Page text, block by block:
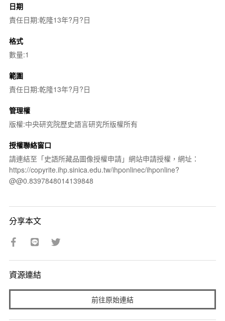
日期
責任日期:乾隆13年?月?日
格式
數量:1
範圍
責任日期:乾隆13年?月?日
管理權
版權:中央研究院歷史語言研究所版權所有
授權聯絡窗口
請連結至「史語所藏品圖像授權申請」網站申請授權，網址：
https://copyrite.ihp.sinica.edu.tw/ihponlinec/ihponline?
@@0.8397848014139848
分享本文
資源連結
前往原始連結